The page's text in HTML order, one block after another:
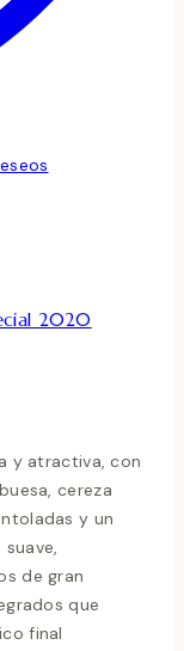
2020
y atractiva, con
cereza
y un
de gran
que
final